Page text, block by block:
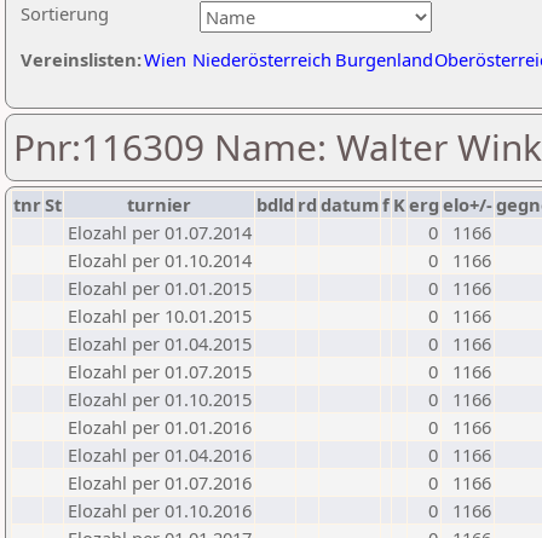
Sortierung
Vereinslisten:Wien Niederösterreich Burgenland
Pnr:116309 Name: Walter
tnrSt turnier bdld rd datumf Kerg elo+/-
Elozahl per 01.07.2014
0
1166
Elozahl per 01.10.2014
0
1166
Elozahl per 01.01.2015
0
1166
Elozahl per 10.01.2015
0
1166
Elozahl per 01.04.2015
0
1166
Elozahl per 01.07.2015
0
1166
Elozahl per 01.10.2015
0
1166
Elozahl per 01.01.2016
0
1166
Elozahl per 01.04.2016
0
1166
Elozahl per 01.07.2016
0
1166
Elozahl per 01.10.2016
0
1166